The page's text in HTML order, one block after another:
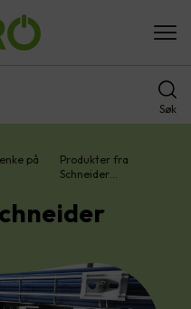
Søk
på
Produkter fra
Schneider…